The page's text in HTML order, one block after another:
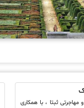
ثبتا ، با همکاری